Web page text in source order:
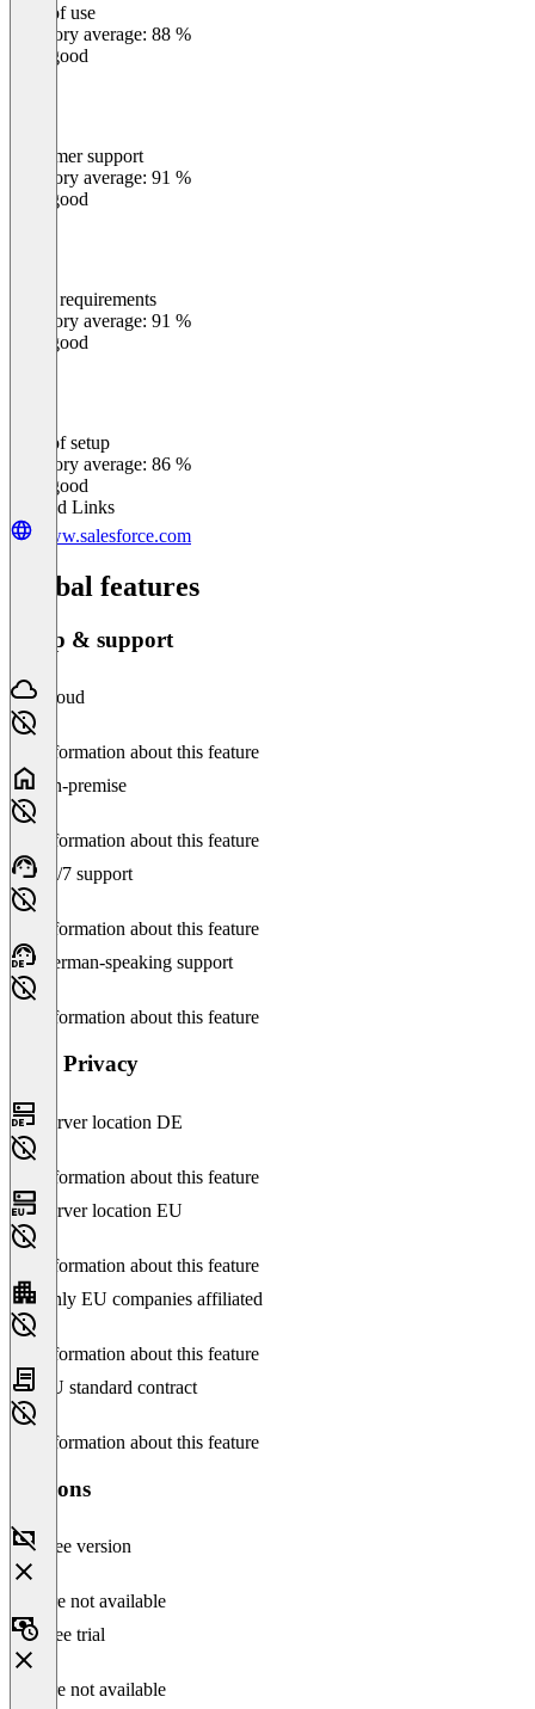
Ease of use
Category average: 88 %
Very good
Customer support
Category average: 91 %
Very good
Meets requirements
Category average: 91 %
Very good
Ease of setup
Category average: 86 %
Very good
Related Links
www.salesforce.com
Global features
Setup & support
Cloud
No information about this feature
On-premise
No information about this feature
24/7 support
No information about this feature
German-speaking support
No information about this feature
Data Privacy
Server location DE
No information about this feature
Server location EU
No information about this feature
Only EU companies affiliated
No information about this feature
EU standard contract
No information about this feature
Versions
Free version
Feature not available
Free trial
Feature not available